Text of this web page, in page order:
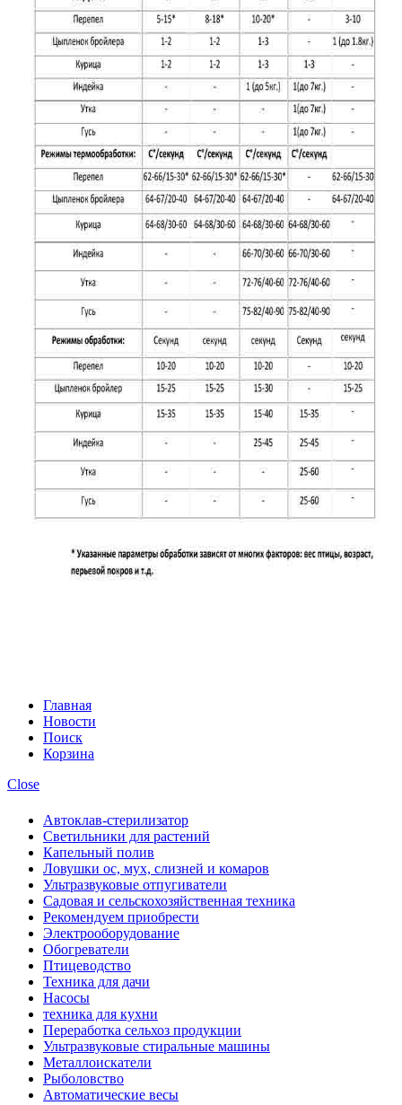
Главная
Новости
Поиск
Корзина
Close
Автоклав-стерилизатор
Светильники для растений
Капельный полив
Ловушки ос, мух, слизней и комаров
Ультразвуковые отпугиватели
Садовая и сельскохозяйственная техника
Рекомендуем приобрести
Электрооборудование
Обогреватели
Птицеводство
Техника для дачи
Насосы
техника для кухни
Переработка сельхоз продукции
Ультразвуковые стиральные машины
Металлоискатели
Рыболовство
Автоматические весы